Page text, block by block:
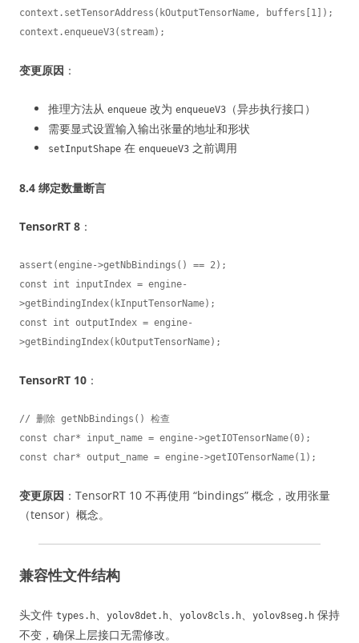
context.setTensorAddress(kOutputTensorName, buffers[1]);
context.enqueueV3(stream);
变更原因 ：
推理方法从 enqueue 改为 enqueueV3
（异步执行接口）
需要显式设置输入输出张量的地址和形状
setInputShape 在 enqueueV3 之前调用
8.4 绑定数量断言
TensorRT 8 ：
assert(engine->getNbBindings() == 2);
const int inputIndex = engine-
>getBindingIndex(kInputTensorName);
const int outputIndex = engine-
>getBindingIndex(kOutputTensorName);
TensorRT 10 ：
// 删除 getNbBindings() 检查
const char* input_name = engine->getIOTensorName(0);
const char* output_name = engine->getIOTensorName(1);
变更原因 ：TensorRT 10 不再使用 “bindings” 概念，改用张量
（tensor）概念。
兼容性文件结构
头文件 types.h yolov8det.h yolov8cls.h yolov8seg.h 保持
不变，确保上层接口无需修改。